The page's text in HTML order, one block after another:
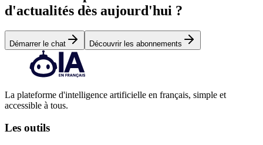
d'actualités dès aujourd'hui ?
Démarrer le chat Découvrir les abonnements
La plateforme d'intelligence artificielle en français, simple et
accessible à tous.
Les outils